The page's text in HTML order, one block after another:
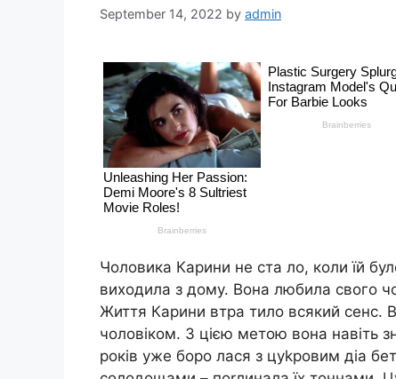
September 14, 2022 by admin
Чоловика Карини не ста ло, коли їй
виходила з дому. Вона любила свого
Життя Карини втра тило всякий сенс.
чоловіком. З цією метою вона навіть
років уже боро лася з цуkровим діа